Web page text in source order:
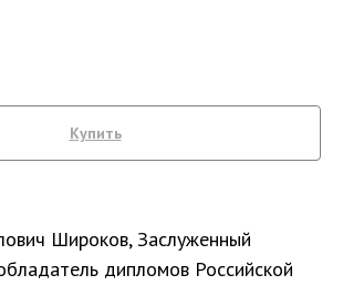
Купить
Широков, Заслуженный
дипломов Российской